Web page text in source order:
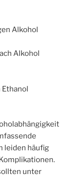
Alkohol
Alkohol
leiden häufig
unter